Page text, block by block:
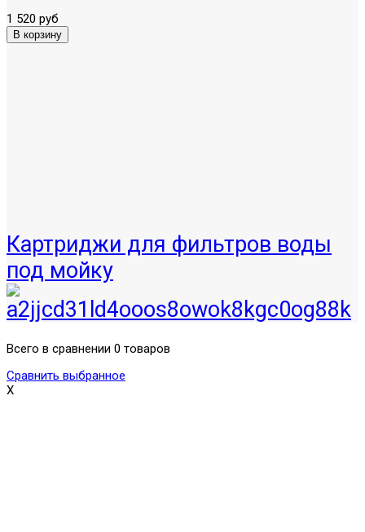
1 520 руб
Картриджи для фильтров воды
под мойку
Всего в сравнении 0 товаров
Сравнить выбранное
X